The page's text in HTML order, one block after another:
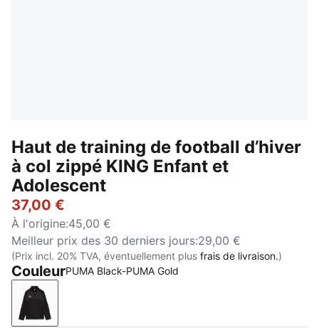
Haut de training de football d’hiver
à col zippé KING Enfant et
Adolescent
37,00 €
À l'origine:45,00 €
Meilleur prix des 30 derniers jours:29,00 €
(Prix incl. 20% TVA, éventuellement plus frais de livraison.)
CouleurPUMA Black-PUMA Gold
PUMA Black-PUMA Gold